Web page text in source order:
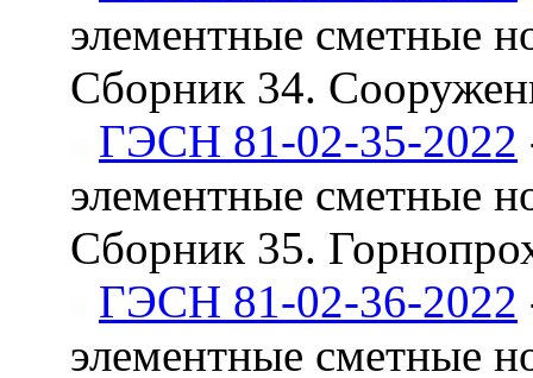
элементные сметные
Сборник 34.
ГЭСН 81-02-35-2022
элементные сметные
Сборник 35.
ГЭСН 81-02-36-2022
элементные сметные